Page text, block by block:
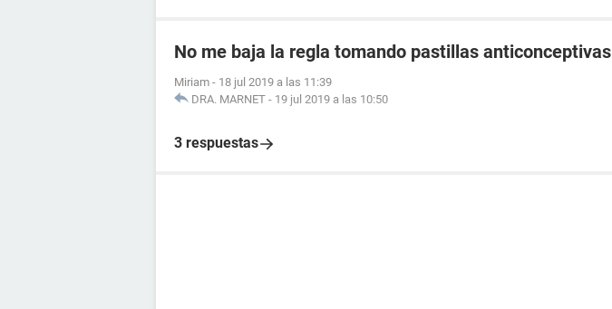
No me baja la regla tomando pastillas anticonceptivas
Miriam - 18 jul 2019 a las 11:39
DRA. MARNET - 19 jul 2019 a las 10:50
3 respuestas